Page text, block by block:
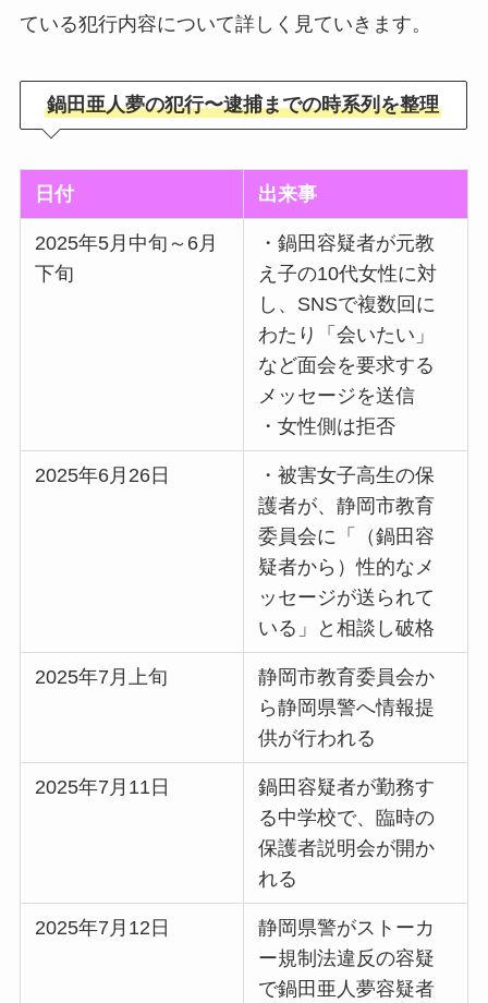
ている犯行内容について詳しく見ていきます。
鍋田亜人夢の犯行〜逮捕までの時系列を整理
日付 出来事
2025年5月中旬～6月
下旬
・鍋田容疑者が元教
え子の10代女性に対
し、SNSで複数回に
わたり「会いたい」
など面会を要求する
メッセージを送信
・女性側は拒否
2025年6月26日
・被害女子高生の保
護者が、静岡市教育
委員会に「（鍋田容
疑者から）性的なメ
ッセージが送られて
いる」と相談し破格
2025年7月上旬
静岡市教育委員会か
ら静岡県警へ情報提
供が行われる
2025年7月11日
鍋田容疑者が勤務す
る中学校で、臨時の
保護者説明会が開か
れる
2025年7月12日
静岡県警がストーカ
ー規制法違反の容疑
で鍋田亜人夢容疑者